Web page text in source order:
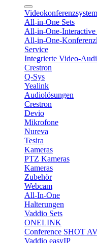
All-in-One Sets
All-in-One-
All-in-One-
Service
Integrierte Video-
Crestron
Q-Sys
Yealink
Audiolösungen
Crestron
Devio
Mikrofone
Nureva
Tesira
Kameras
PTZ Kameras
Kameras
Zubehör
Webcam
All-In-One
Halterungen
Vaddio Sets
ONELINK
Conference SHOT
Vaddio easyIP